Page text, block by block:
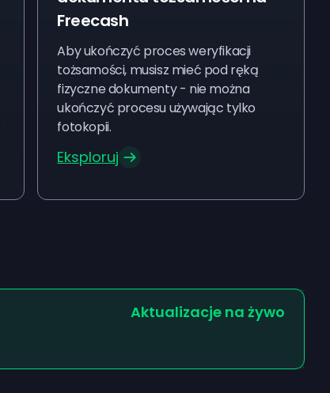
Freecash
Aby ukończyć proces weryfikacji
tożsamości, musisz mieć pod ręką
fizyczne dokumenty - nie można
ukończyć procesu używając tylko
fotokopii.
Eksploruj
Aktualizacje na żywo